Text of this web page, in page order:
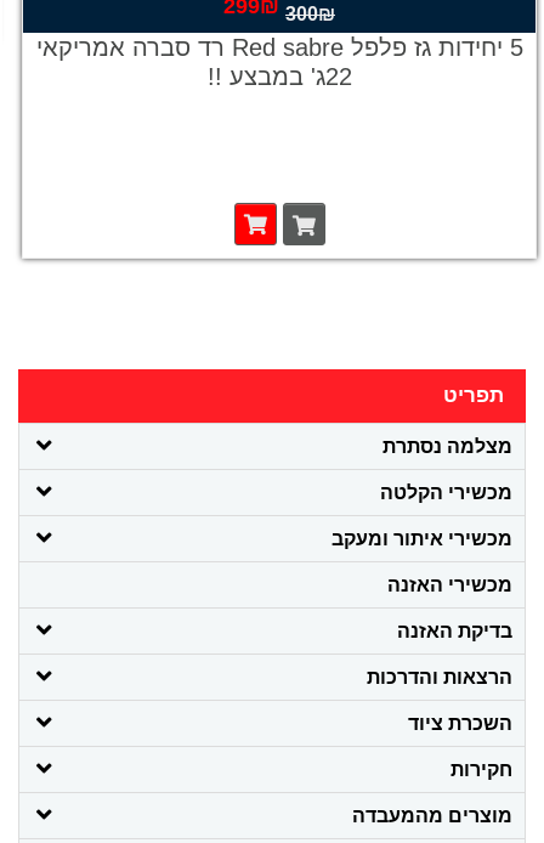
תפריט
מצלמה נסתרת
מכשירי הקלטה
מכשירי איתור ומעקב
מכשירי האזנה
בדיקת האזנה
הרצאות והדרכות
השכרת ציוד
חקירות
מוצרים מהמעבדה